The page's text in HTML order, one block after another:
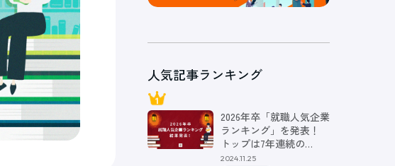
人気記事ランキング
2026年卒「就職人気企業
ランキング」を発表！
トップは7年連続の…
2024.11.25